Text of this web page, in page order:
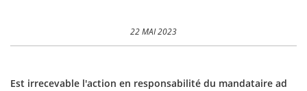
22 MAI 2023
Est irrecevable l'action en responsabilité du mandataire ad